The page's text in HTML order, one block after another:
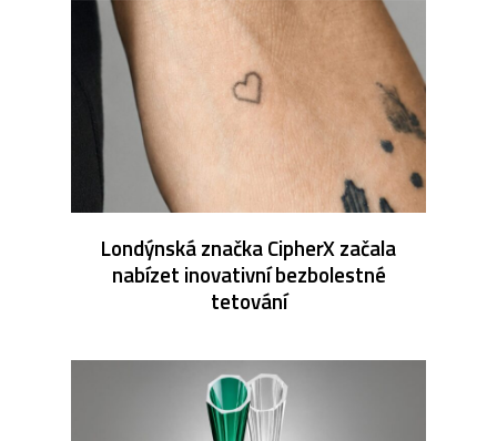
Londýnská značka CipherX začala
nabízet inovativní bezbolestné
tetování